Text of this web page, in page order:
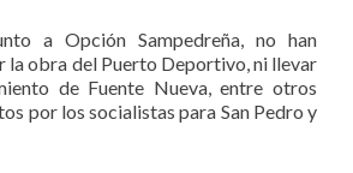
a Opción Sampedreña, no han
la obra del Puerto Deportivo, ni llevar
de Fuente Nueva, entre otros
por los socialistas para San Pedro y